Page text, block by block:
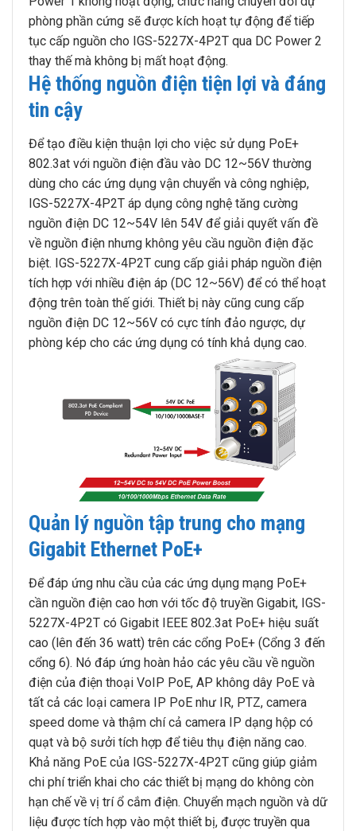
phòng phần cứng sẽ được kích hoạt tự động để tiếp
tục cấp nguồn cho IGS-5227X-4P2T qua DC Power 2
thay thế mà không bị mất hoạt động.
Hệ thống nguồn điện tiện lợi và đáng
tin cậy
Để tạo điều kiện thuận lợi cho việc sử dụng PoE+
802.3at với nguồn điện đầu vào DC 12~56V thường
dùng cho các ứng dụng vận chuyển và công nghiệp,
IGS-5227X-4P2T áp dụng công nghệ tăng cường
nguồn điện DC 12~54V lên 54V để giải quyết vấn đề
về nguồn điện nhưng không yêu cầu nguồn điện đặc
biệt. IGS-5227X-4P2T cung cấp giải pháp nguồn điện
tích hợp với nhiều điện áp (DC 12~56V) để có thể hoạt
động trên toàn thế giới. Thiết bị này cũng cung cấp
nguồn điện DC 12~56V có cực tính đảo ngược, dự
phòng kép cho các ứng dụng có tính khả dụng cao.
Quản lý nguồn tập trung cho mạng
Gigabit Ethernet PoE+
Để đáp ứng nhu cầu của các ứng dụng mạng PoE+
cần nguồn điện cao hơn với tốc độ truyền Gigabit, IGS-
5227X-4P2T có Gigabit IEEE 802.3at PoE+ hiệu suất
cao (lên đến 36 watt) trên các cổng PoE+ (Cổng 3 đến
cổng 6). Nó đáp ứng hoàn hảo các yêu cầu về nguồn
điện của điện thoại VoIP PoE, AP không dây PoE và
tất cả các loại camera IP PoE như IR, PTZ, camera
speed dome và thậm chí cả camera IP dạng hộp có
quạt và bộ sưởi tích hợp để tiêu thụ điện năng cao.
Khả năng PoE của IGS-5227X-4P2T cũng giúp giảm
chi phí triển khai cho các thiết bị mạng do không còn
hạn chế về vị trí ổ cắm điện. Chuyển mạch nguồn và dữ
liệu được tích hợp vào một thiết bị, được truyền qua